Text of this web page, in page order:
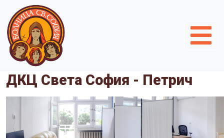
ДКЦ Света София - Петрич